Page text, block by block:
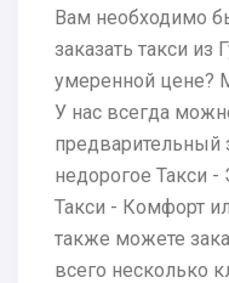
Вам необходимо
заказать такси из
умеренной цене?
У нас всегда
предварительный
недорогое Такси -
Такси - Комфорт
также можете
всего несколько